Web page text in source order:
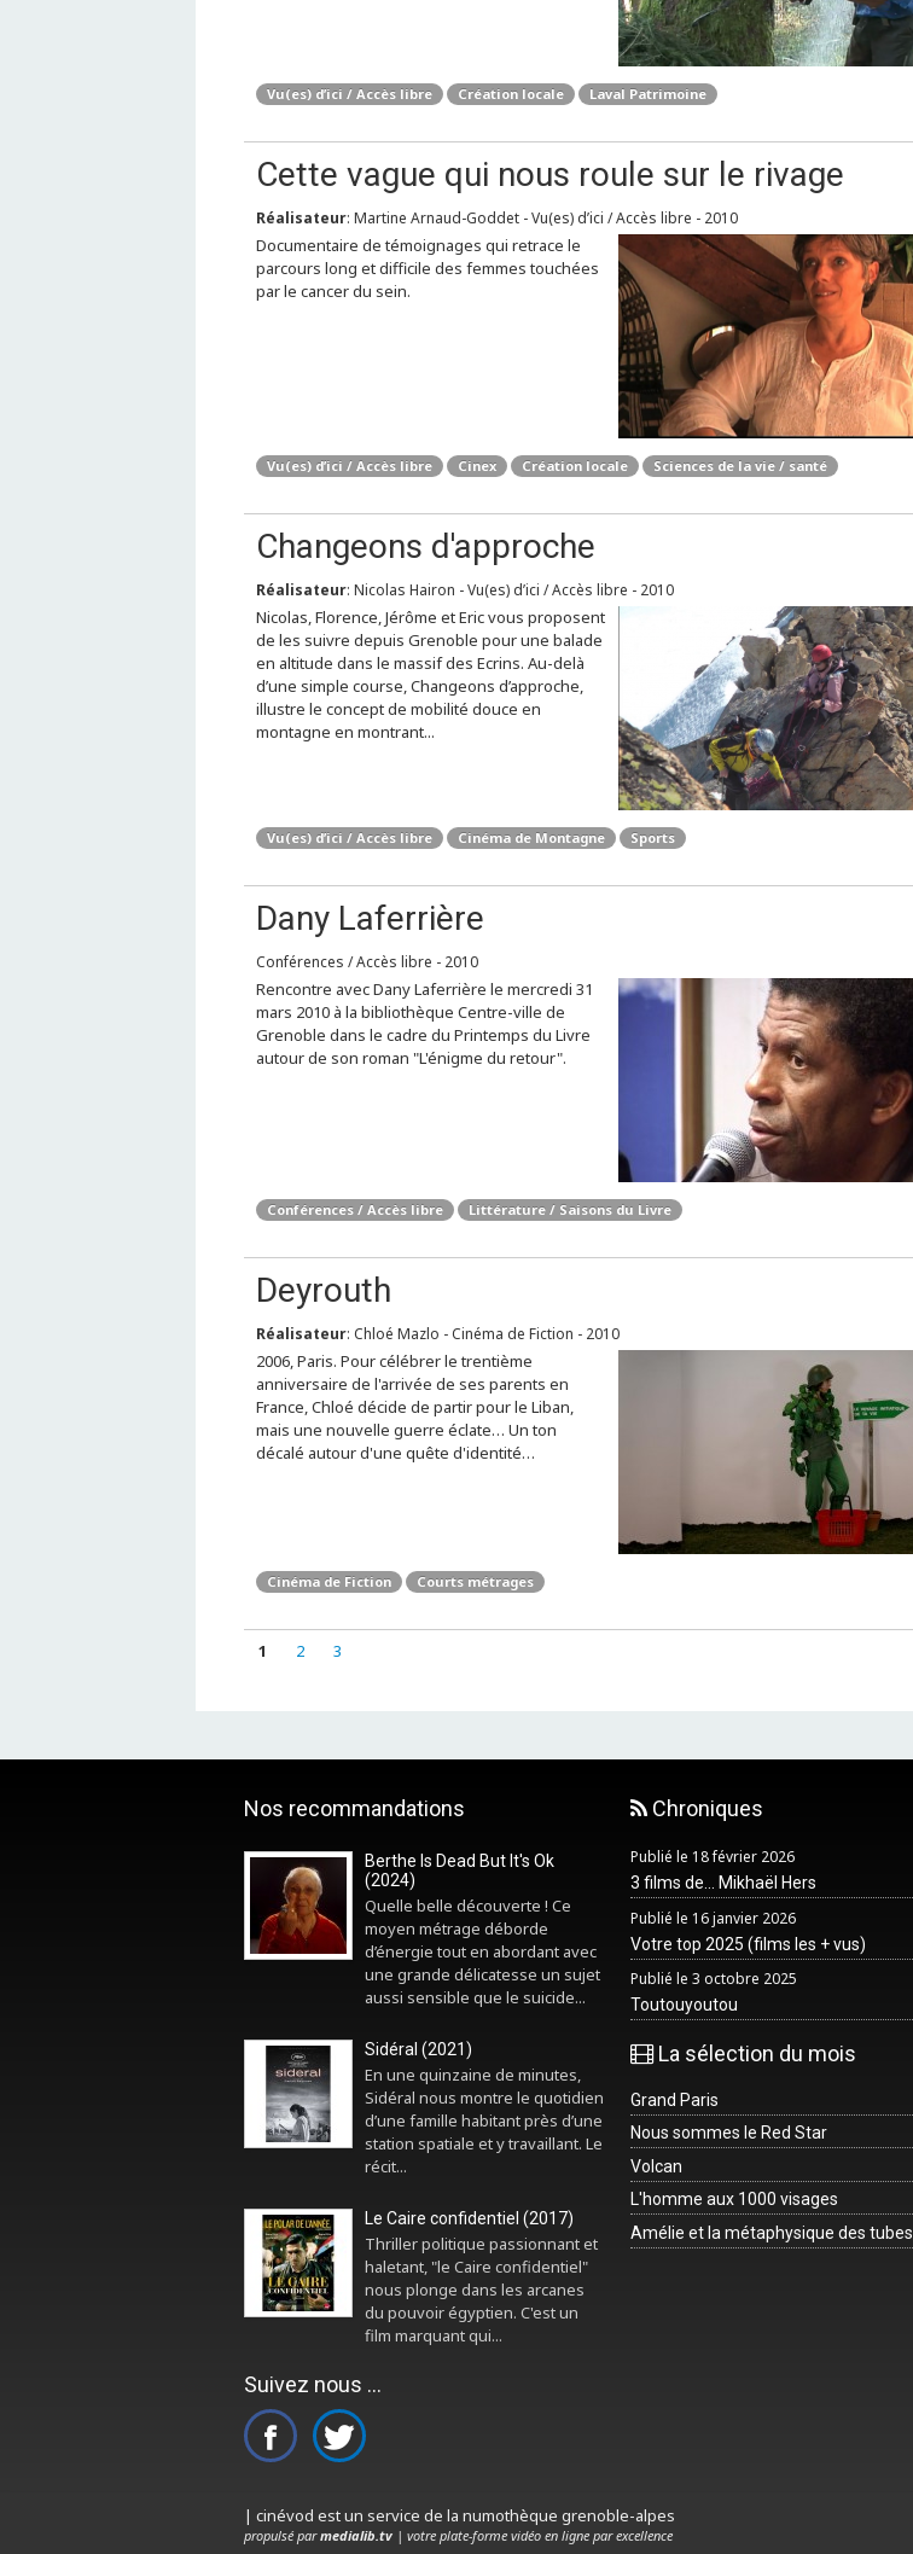
Vu(es) d’ici / Accès libre Création locale Laval Patrimoine
Cette vague qui nous roule sur le rivage
Réalisateur: Martine Arnaud-Goddet - Vu(es) d’ici / Accès libre - 2010
Documentaire de témoignages qui retrace le
parcours long et difficile des femmes touchées
par le cancer du sein.
Vu(es) d’ici / Accès libre Cinex Création locale Sciences de la vie / santé
Changeons d'approche
Réalisateur: Nicolas Hairon - Vu(es) d’ici / Accès libre - 2010
Nicolas, Florence, Jérôme et Eric vous proposent
de les suivre depuis Grenoble pour une balade
en altitude dans le massif des Ecrins. Au-delà
d’une simple course, Changeons d’approche,
illustre le concept de mobilité douce en
montagne en montrant...
Vu(es) d’ici / Accès libre Cinéma de Montagne Sports
Dany Laferrière
Conférences / Accès libre - 2010
Rencontre avec Dany Laferrière le mercredi 31
mars 2010 à la bibliothèque Centre-ville de
Grenoble dans le cadre du Printemps du Livre
autour de son roman "L'énigme du retour".
Conférences / Accès libre Littérature / Saisons du Livre
Deyrouth
Réalisateur: Chloé Mazlo - Cinéma de Fiction - 2010
2006, Paris. Pour célébrer le trentième
anniversaire de l'arrivée de ses parents en
France, Chloé décide de partir pour le Liban,
mais une nouvelle guerre éclate… Un ton
décalé autour d'une quête d'identité…
Cinéma de Fiction Courts métrages
1 2 3
Nos recommandations
Berthe Is Dead But It's Ok
(2024)
Quelle belle découverte ! Ce
moyen métrage déborde
d’énergie tout en abordant avec
une grande délicatesse un sujet
aussi sensible que le suicide...
Sidéral (2021)
En une quinzaine de minutes,
Sidéral nous montre le quotidien
d’une famille habitant près d’une
station spatiale et y travaillant. Le
récit...
Le Caire confidentiel (2017)
Thriller politique passionnant et
haletant, "le Caire confidentiel"
nous plonge dans les arcanes
du pouvoir égyptien. C'est un
film marquant qui...
Suivez nous ...
Chroniques
Publié le 18 février 2026
3 films de... Mikhaël Hers
Publié le 16 janvier 2026
Votre top 2025 (films les + vus)
Publié le 3 octobre 2025
Toutouyoutou
La sélection du mois
Grand Paris
Nous sommes le Red Star
Volcan
L'homme aux 1000 visages
Amélie et la métaphysique des tubes
| cinévod est un service de la numothèque grenoble-alpes
propulsé parmedialib.tv | votre plate-forme vidéo en ligne par excellence